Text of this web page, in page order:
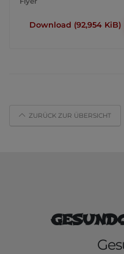
Download (92,954 KiB)
ZURÜCK ZUR ÜBERSICHT